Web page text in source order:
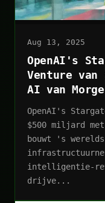
Aug 13, 2025
OpenAI's
Venture
AI van
OpenAI's
$500 miljard
bouwt 's
intelligentie-
drijve...